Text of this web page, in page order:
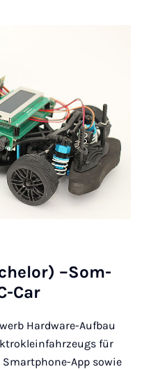
–Som­
Car
Hardware-Aufbau
für
App sowie